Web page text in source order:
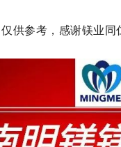
供参考，感谢镁业同